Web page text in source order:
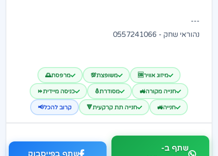
---
נהוראי שחק - 0557241066
מיזוג אוויר🆒 משופצת💯 מרפסת🌅
חנייה מקורה🚜 מסודרת⛢ כניסה מיידית⏩
חנייה🚜 חנייה תת קרקעית🔻 קרוב להכל📢
שתף ב-
שתף בפייסבוק